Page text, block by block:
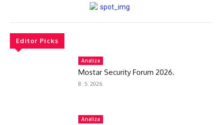
Editor Picks
Analiza
Mostar Security Forum 2026.
8. 5. 2026.
Analiza